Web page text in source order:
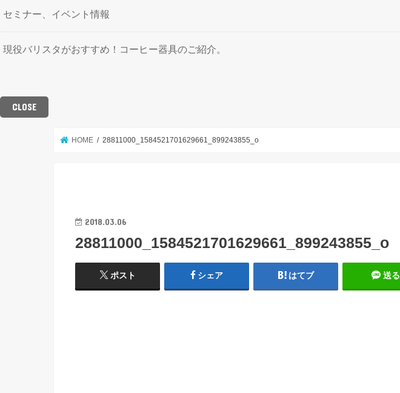
セミナー、イベント情報
現役バリスタがおすすめ！コーヒー器具のご紹介。
CLOSE
HOME 28811000_1584521701629661_899243855_o
2018.03.06
28811000_1584521701629661_899243855_o
ポスト シェア はてブ 送る